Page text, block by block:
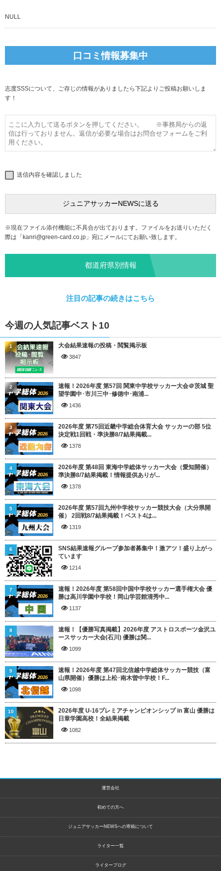
NULL
口コミ情報募集中
志度SSSについて、ご存じの情報がありましたら下記よりご投稿お願いしま
す！
送信内容を確認しました
※現在ファイル添付機能に不具合が出ております。ファイルをお送りいただく
際は「 kanri@green-card.co.jp 」宛にメールにてお願い致します。
都道府県別情報
注目の記事の続きはこちら
今週の人気記事ベスト10
大会結果速報の投稿・閲覧掲示板
3847
1
速報！2026年度 第57回 関東中学校サッカー大会＠茨城 聖
望学園中･市川三中･修徳中･南浦...
1436
2
2026年度 第75回近畿中学総合体育大会 サッカーの部 5位
決定戦1回戦・準決勝8/7結果掲載...
1378
3
2026年度 第48回 東海中学総体サッカー大会（愛知開催）
準決勝8/7結果掲載！情報提供ありが...
1378
4
2026年度 第57回九州中学校サッカー競技大会（大分県開
催） 2回戦8/7結果掲載！ベスト4は...
1319
5
SNS結果速報グループ参加者募集中！激アツ！盛り上がっ
ています
1214
6
速報！2026年度 第58回中国中学校サッカー選手権大会 優
勝は高川学園中学校！岡山学芸館清秀中...
1137
7
速報！【優勝写真掲載】2026年度 アストロスポーツ金沢ユ
ースサッカー大会(石川) 優勝は関...
1099
8
速報！2026年度 第47回北信越中学総体サッカー競技（富
山県開催）優勝は上松･南木曽中学校！F...
1098
9
2026年度 U-16プレミアチャンピオンシップ in 富山 優勝は
日章学園高校！全結果掲載
1082
10
運営会社
初めての方へ
ジュニアサッカーNEWSへの寄稿について
ライター一覧
ライターブログ